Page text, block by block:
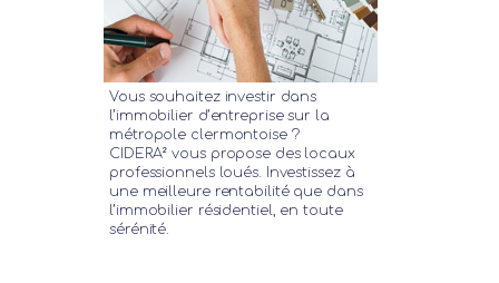
Vous souhaitez investir dans
l’immobilier d’entreprise sur la
métropole clermontoise ?
CIDERA² vous propose des locaux
professionnels loués. Investissez à
une meilleure rentabilité que dans
l’immobilier résidentiel, en toute
sérénité.